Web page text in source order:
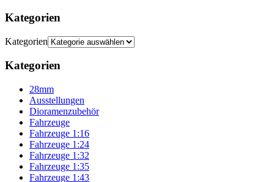
Kategorien
Kategorien
Kategorien
28mm
Ausstellungen
Dioramenzubehör
Fahrzeuge
Fahrzeuge 1:16
Fahrzeuge 1:24
Fahrzeuge 1:32
Fahrzeuge 1:35
Fahrzeuge 1:43